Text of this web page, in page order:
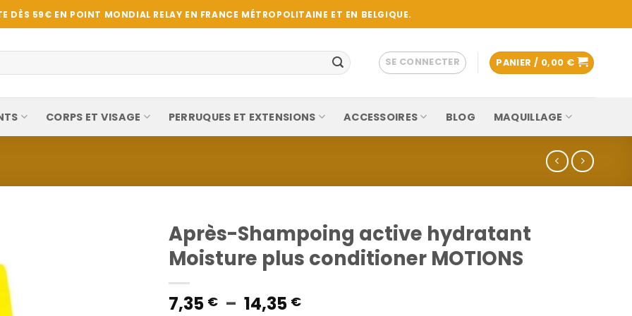
DÈS 59€ EN POINT MONDIAL RELAY EN FRANCE MÉTROPOLITAINE ET EN BELGIQUE.
SE CONNECTER PANIER / 0,00 €
CORPS ET VISAGE PERRUQUES ET EXTENSIONS ACCESSOIRES BLOG MAQUILLAGE
Après-Shampoing active hydratant
Moisture plus conditioner MOTIONS
7,35 € – 14,35 €Plage